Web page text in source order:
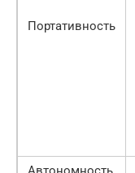
Портативность